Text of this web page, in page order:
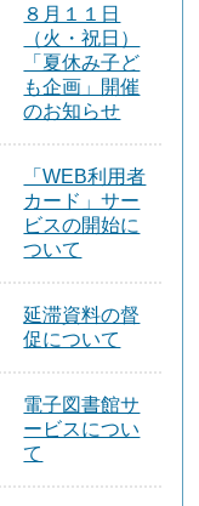
８月１１日
（火・祝日）
「夏休み子ど
も企画」開催
のお知らせ
「WEB利用者
カード」サー
ビスの開始に
ついて
延滞資料の督
促について
電子図書館サ
ービスについ
て